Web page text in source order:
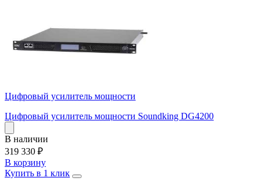
Цифровый усилитель мощности
Цифровый усилитель мощности Soundking DG4200
В наличии
319 330 ₽
В корзину
Купить в 1 клик